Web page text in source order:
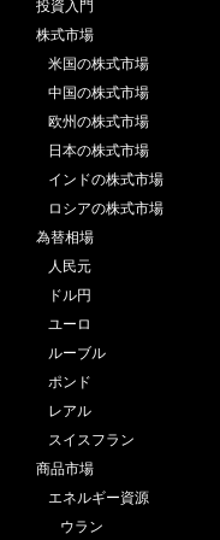
投資入門
株式市場
米国の株式市場
中国の株式市場
欧州の株式市場
日本の株式市場
インドの株式市場
ロシアの株式市場
為替相場
人民元
ドル円
ユーロ
ルーブル
ポンド
レアル
スイスフラン
商品市場
エネルギー資源
ウラン